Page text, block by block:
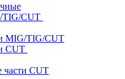
TIG/CUT
MIG/TIG/CUT
CUT
части CUT